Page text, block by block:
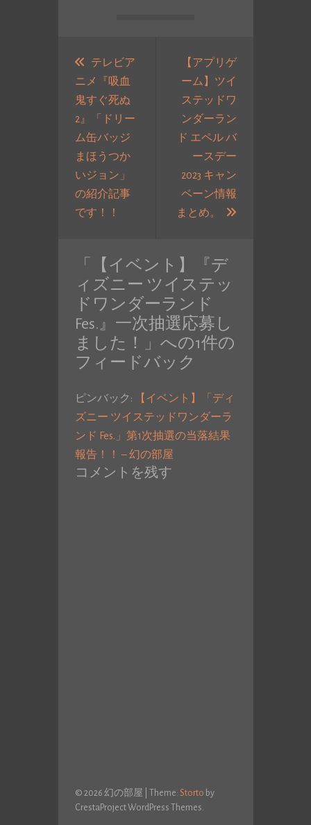
テレビア
ニメ『吸血
鬼すぐ死ぬ
2』「ドリー
ム缶バッジ
まほうつか
いジョン」
の紹介記事
です！！
投
稿:
【アプリゲ
ーム】ツイ
ステッドワ
ンダーラン
ド エペル バ
ースデー
2023 キャン
ペーン情報
まとめ。
次
「
【イベント】『デ
ィズニー ツイステッ
ドワンダーランド
Fes.』一次抽選応募し
ました！
」への1件の
フィードバック
ピンバック:
【イベント】「ディ
ズニー ツイステッドワンダーラ
ンド Fes.」第1次抽選の当落結果
報告！！ – 幻の部屋
コメントを残す
© 2026 幻の部屋 Theme: Storto by
CrestaProject WordPress Themes.